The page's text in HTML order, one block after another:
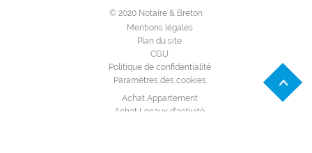
© 2020 Notaire & Breton
Mentions légales
Plan du site
CGU
Politique de confidentialité
Paramètres des cookies
Achat Appartement
Achat Locaux d'activité